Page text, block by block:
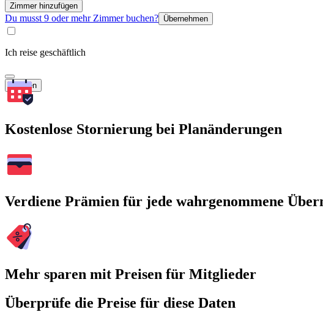
Zimmer hinzufügen
Du musst 9 oder mehr Zimmer buchen? Übernehmen
Ich reise geschäftlich
Suchen
Kostenlose Stornierung bei Planänderungen
Verdiene Prämien für jede wahrgenommene
Mehr sparen mit Preisen für Mitglieder
Überprüfe die Preise für diese Daten